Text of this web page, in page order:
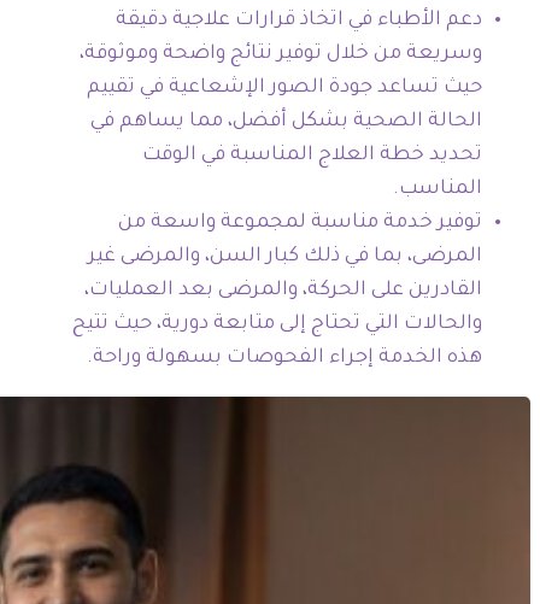
دعم الأطباء في اتخاذ قرارات علاجية دقيقة
وسريعة من خلال توفير نتائج واضحة وموثوقة،
حيث تساعد جودة الصور الإشعاعية في تقييم
الحالة الصحية بشكل أفضل، مما يساهم في
تحديد خطة العلاج المناسبة في الوقت
المناسب.
توفير خدمة مناسبة لمجموعة واسعة من
المرضى، بما في ذلك كبار السن، والمرضى غير
القادرين على الحركة، والمرضى بعد العمليات،
والحالات التي تحتاج إلى متابعة دورية، حيث تتيح
هذه الخدمة إجراء الفحوصات بسهولة وراحة.